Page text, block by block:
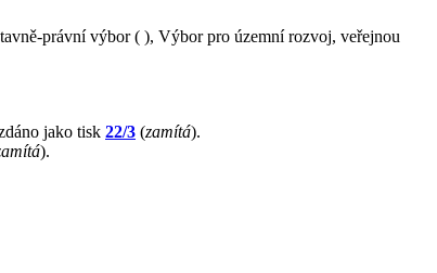
právní výbor ( ), Výbor pro územní rozvoj, veřejnou
jako tisk 22/3 (zamítá).
).